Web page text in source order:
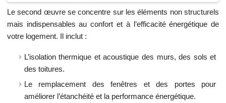
Le second œuvre se concentre sur les éléments non structurels
mais indispensables au confort et à l’efficacité énergétique de
votre logement. Il inclut :
L’isolation thermique et acoustique des murs, des sols et
des toitures.
Le remplacement des fenêtres et des portes pour
améliorer l’étanchéité et la performance énergétique.